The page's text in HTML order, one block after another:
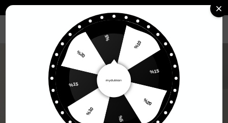
Kadın Üst Giyim Mini Elbise
%5
%10
%15
%20
%5
%10
%15
%20